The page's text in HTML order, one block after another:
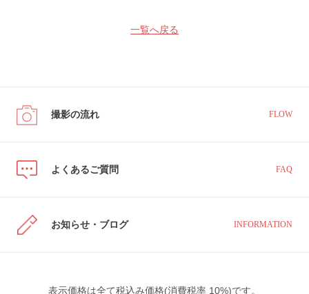
一覧へ戻る
撮影の流れ FLOW
よくあるご質問 FAQ
お知らせ・ブログ INFORMATION
表示価格は全て税込み価格(消費税率 10%)です。